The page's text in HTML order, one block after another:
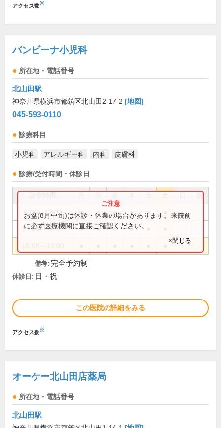
アクセス数※
バンビーナ小児科
所在地・電話番号
北山田駅
神奈川県横浜市都筑区北山田2-17-2 [地図]
045-593-0110
診療科目
小児科 アレルギー科 内科 皮膚科
診療/受付時間・休診日
祝
9:00～12:00 ● ● ● ● ●
14:00～15:00 ● ● ● ●
お盆(8月中旬)は休診・休業の場合があります。来院前
に必ず医療機関に直接ご確認ください。
×閉じる
備考: 完全予約制
休診日: 日・祝
この医院の詳細をみる
アクセス数※
オーケー北山田店薬局
所在地・電話番号
北山田駅